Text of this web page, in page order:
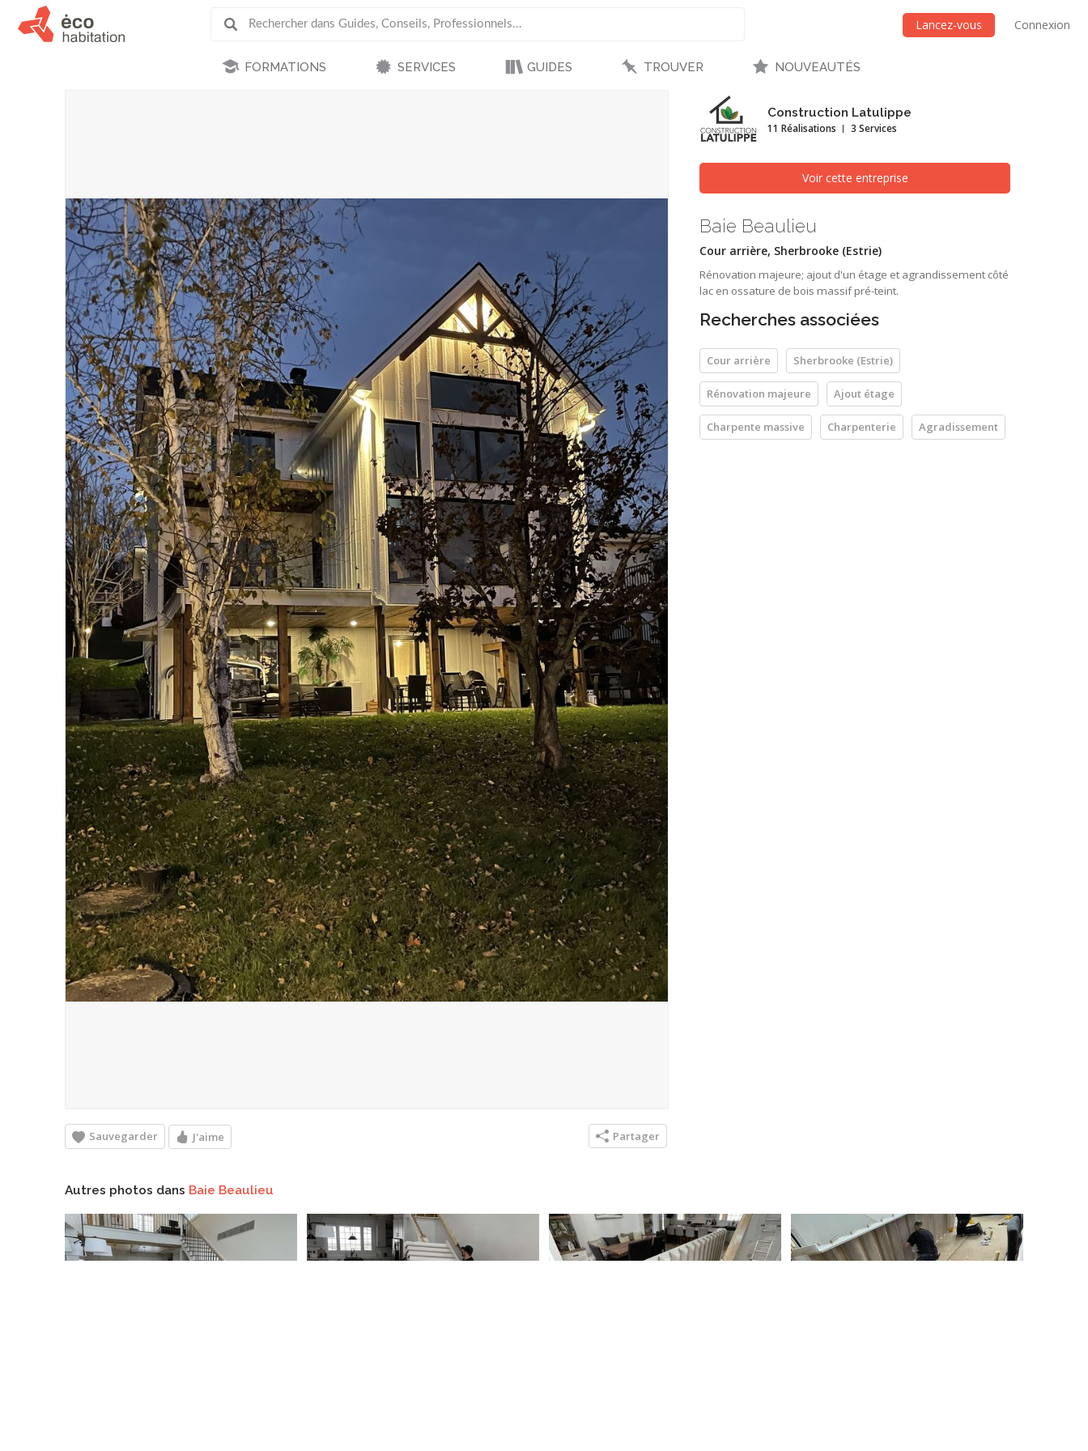
Lancez-vous Connexion
FORMATIONS SERVICES GUIDES TROUVER NOUVEAUTÉS
Construction Latulippe
11 Réalisations 3 Services
Voir cette entreprise
Baie Beaulieu
Cour arrière, Sherbrooke (Estrie)
Rénovation majeure; ajout d'un étage et agrandissement côté
lac en ossature de bois massif pré-teint.
Recherches associées
Cour arrière Sherbrooke (Estrie)
Rénovation majeure Ajout étage
Charpente massive Charpenterie Agradissement
Sauvegarder J'aime Partager
Autres photos dans Baie Beaulieu